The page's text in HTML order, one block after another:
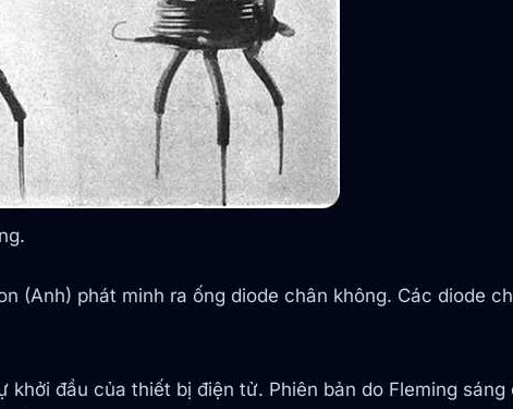
(Anh) phát minh ra ống diode chân không. Các diode
khởi đầu của thiết bị điện tử. Phiên bản do Fleming